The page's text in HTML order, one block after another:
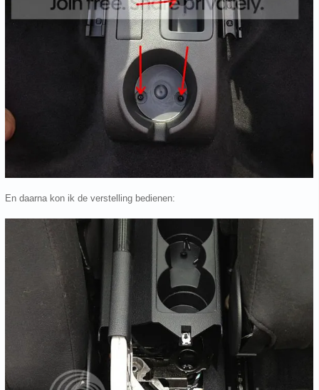
En daarna kon ik de verstelling bedienen: